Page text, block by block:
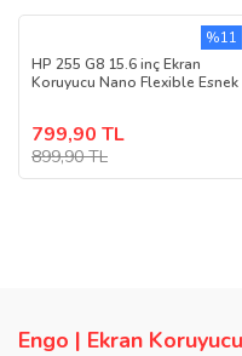
HP 255 G8 15.6 inç Ekran
Koruyucu Nano Flexible Esnek
799,90 TL
899,90 TL
%11
Engo | Ekran Koruyucu